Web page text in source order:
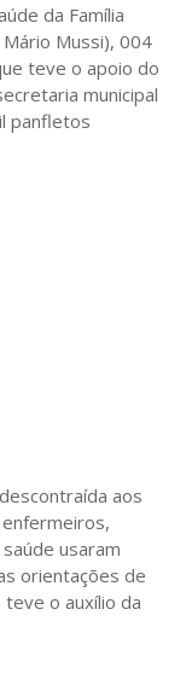
da Família
Mussi), 004
teve o apoio do
municipal
panfletos
aos
usaram
orientações de
teve o auxílio da